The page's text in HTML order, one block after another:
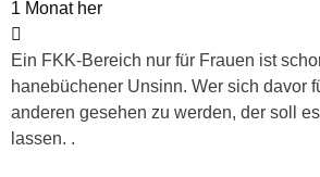
1 Monat her
Ein FKK-Bereich nur für Frauen ist
hanebüchener Unsinn. Wer sich davor
anderen gesehen zu werden, der soll
lassen. .